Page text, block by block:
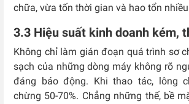
chữa, vừa tốn thời gian và hao tổn
3.3 Hiệu suất kinh doanh kém,
Không chỉ làm gián đoạn quá trình sơ
sạch của những dòng máy không rõ
đáng báo động. Khi thao tác, lông
chừng 50-70%. Chẳng những thế, bề